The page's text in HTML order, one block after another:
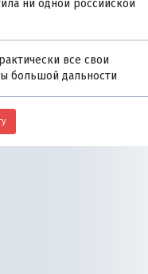
ни одной российской
все свои
большой дальности